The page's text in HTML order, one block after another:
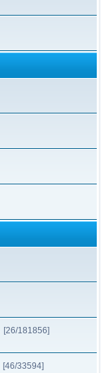
[26/181856]
[46/33594]